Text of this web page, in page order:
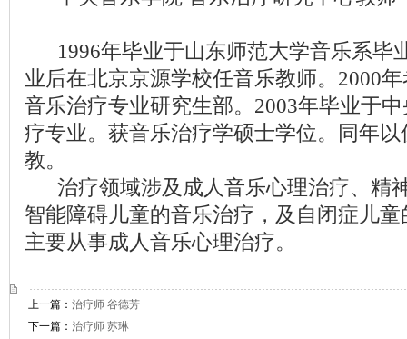
1996年毕业于山东师范大学音乐系毕
业后在北京京源学校任音乐教师。2000
音乐治疗专业研究生部。2003年毕业于
疗专业。获音乐治疗学硕士学位。同年
教。
治疗领域涉及成人音乐心理治疗、精
智能障碍儿童的音乐治疗，及自闭症儿
主要从事成人音乐心理治疗。
上一篇： 治疗师 谷德芳
下一篇： 治疗师 苏琳